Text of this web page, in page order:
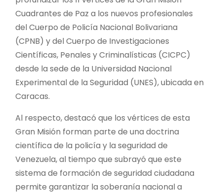
Cuadrantes de Paz a los nuevos profesionales
del Cuerpo de Policía Nacional Bolivariana
(CPNB) y del Cuerpo de Investigaciones
Científicas, Penales y Criminalísticas (CICPC)
desde la sede de la Universidad Nacional
Experimental de la Seguridad (UNES), ubicada en
Caracas.
Al respecto, destacó que los vértices de esta
Gran Misión forman parte de una doctrina
científica de la policía y la seguridad de
Venezuela, al tiempo que subrayó que este
sistema de formación de seguridad ciudadana
permite garantizar la soberanía nacional a